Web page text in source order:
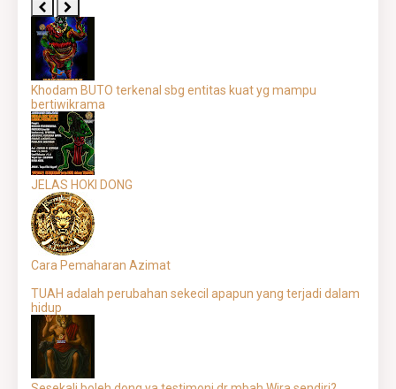
Khodam BUTO terkenal sbg entitas kuat yg mampu
bertiwikrama
JELAS HOKI DONG
Cara Pemaharan Azimat
TUAH adalah perubahan sekecil apapun yang terjadi dalam
hidup